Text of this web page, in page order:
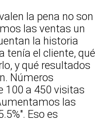
la pena no son
las ventas un
la historia
tenía el cliente, qué
y qué resultados
Números
100 a 450 visitas
las
Eso es